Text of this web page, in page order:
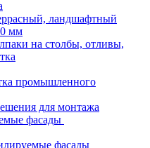
ландшафтный
мм
на столбы, отливы,
промышленного
для монтажа
фасады
фасады